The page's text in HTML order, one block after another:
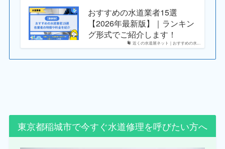
近くの水道屋ネット｜おすすめの水...
おすすめの水道業者15選
【2026年最新版】｜ランキン
グ形式でご紹介します！
東京都稲城市で今すぐ水道修理を呼びたい方へ